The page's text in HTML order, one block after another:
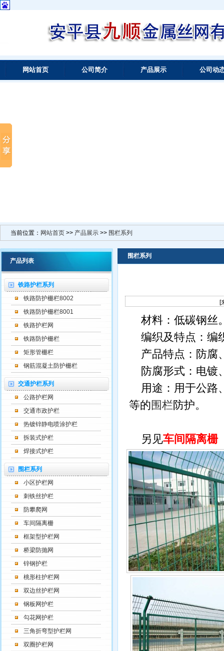
网站首页 公司简介 产品展示 公司动
当前位置： 网站首页 >> 产品展示 >> 围栏系列
产品列表
铁路护栏系列
铁路防护栅栏8002
铁路防护栅栏8001
铁路护栏网
铁路防护栅栏
矩形管栅栏
钢筋混凝土防护栅栏
交通护栏系列
公路护栏网
交通市政护栏
热镀锌静电喷涂护栏
拆装式护栏
焊接式护栏
围栏系列
小区护栏网
刺铁丝护栏
防攀爬网
车间隔离栅
框架型护栏网
桥梁防抛网
锌钢护栏
桃形柱护栏网
双边丝护栏网
钢板网护栏
勾花网护栏
三角折弯型护栏网
双圈护栏网
围栏系列
[
材料：低碳钢丝
编织及特点：编
产品特点：防腐
防腐形式：电镀
用途：用于公路
等的围栏防护。
另见车间隔离栅